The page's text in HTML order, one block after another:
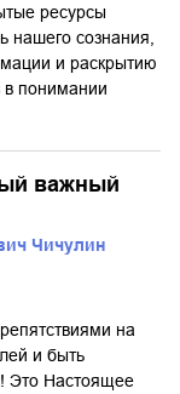
ресурсы
нашего сознания,
и раскрытию
в понимании
важный
Чичулин
на
и быть
Это Настоящее